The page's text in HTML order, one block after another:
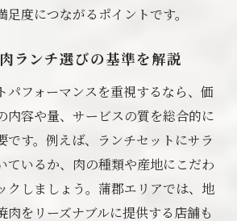
度につながるポイントです。
ランチ選びの基準を解説
パフォーマンスを重視するなら、価
内容や量、サービスの質を総合的に
です。例えば、ランチセットにサラ
ているか、肉の種類や産地にこだわ
クしましょう。蒲郡エリアでは、地
肉をリーズナブルに提供する店舗も